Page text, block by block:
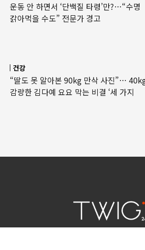
운동 안 하면서 ‘단백질 타령’만?…“수명
갉아먹을 수도” 전문가 경고
건강
“딸도 못 알아본 90kg 만삭 사진”…
감량한 김다예 요요 막는 비결 ‘세 가지